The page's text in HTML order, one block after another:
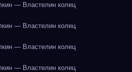
— Властелин колец
— Властелин колец
— Властелин колец
— Властелин колец